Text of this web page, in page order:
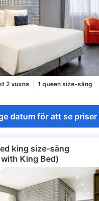
2 vuxna
1 queen size-säng
datum för att se priser
king size-säng
King Bed)